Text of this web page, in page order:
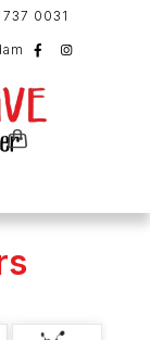
0031